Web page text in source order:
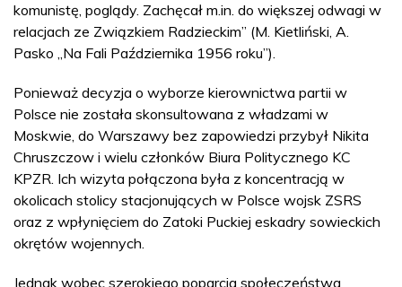
komunistę, poglądy. Zachęcał m.in. do większej odwagi w
relacjach ze Związkiem Radzieckim” (M. Kietliński, A.
Pasko „Na Fali Października 1956 roku”).
Ponieważ decyzja o wyborze kierownictwa partii w
Polsce nie została skonsultowana z władzami w
Moskwie, do Warszawy bez zapowiedzi przybył Nikita
Chruszczow i wielu członków Biura Politycznego KC
KPZR. Ich wizyta połączona była z koncentracją w
okolicach stolicy stacjonujących w Polsce wojsk ZSRS
oraz z wpłynięciem do Zatoki Puckiej eskadry sowieckich
okrętów wojennych.
Jednak wobec szerokiego poparcia społeczeństwa